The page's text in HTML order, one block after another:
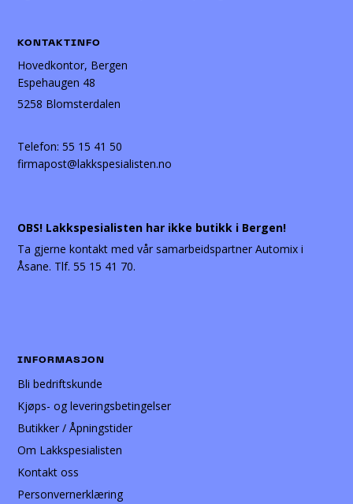
KONTAKTINFO
Hovedkontor, Bergen
Espehaugen 48
5258 Blomsterdalen
Telefon:55 15 41 50
firmapost@lakkspesialisten.no
OBS! Lakkspesialisten har ikke butikk i Bergen!
Ta gjerne kontakt med vår samarbeidspartner Automix i
Åsane. Tlf. 55 15 41 70.
INFORMASJON
Bli bedriftskunde
Kjøps- og leveringsbetingelser
Butikker / Åpningstider
Om Lakkspesialisten
Kontakt oss
Personvernerklæring